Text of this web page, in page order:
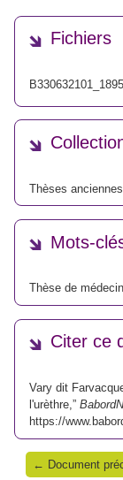
Fichiers
Thèses
Mots-
Thèse de
Citer ce
Vary dit
l'urèthre,”
https://
← Document